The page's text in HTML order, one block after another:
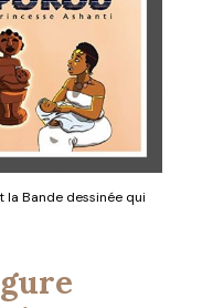
la Bande dessinée qui